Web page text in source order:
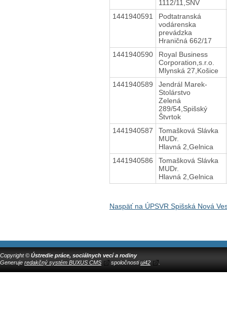
1112/11,SNV
1441940591
Podtatranská
vodárenska
prevádzka
Hraničná 662/17
1441940590
Royal Business
Corporation,s.r.o.
Mlynská 27,Košice
1441940589
Jendrál Marek-
Stolárstvo
Zelená
289/54,Spišský
Štvrtok
1441940587
Tomašková Slávka
MUDr.
Hlavná 2,Gelnica
1441940586
Tomašková Slávka
MUDr.
Hlavná 2,Gelnica
Naspäť na ÚPSVR Spišská Nová
Copyright © Ústredie práce, sociálnych vecí a rodiny
Generuje redakčný systém BUXUS CMS spoločnostiui42